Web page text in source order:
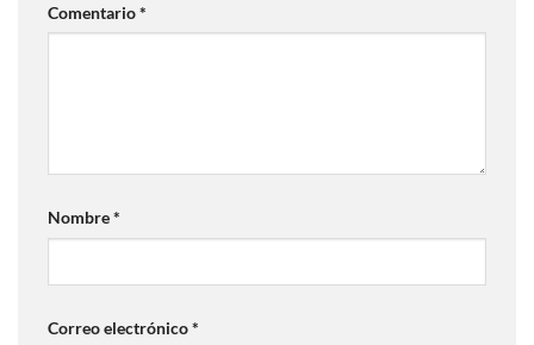
Comentario*
Nombre*
Correo electrónico*